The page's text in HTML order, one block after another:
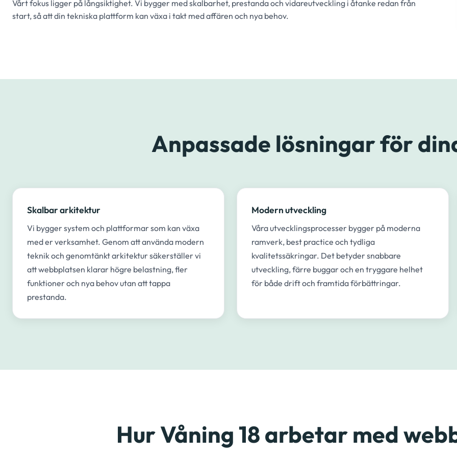
Vårt fokus ligger på långsiktighet. Vi bygger med skalbarhet, prestanda och vidareutveckling i åtanke redan från
start, så att din tekniska plattform kan växa i takt med affären och nya behov.
Anpassade lösningar för
Skalbar arkitektur
Vi bygger system och plattformar som kan växa
med er verksamhet. Genom att använda modern
teknik och genomtänkt arkitektur säkerställer vi
att webbplatsen klarar högre belastning, fler
funktioner och nya behov utan att tappa
prestanda.
Modern utveckling
Våra utvecklingsprocesser bygger på moderna
ramverk, best practice och tydliga
kvalitetssäkringar. Det betyder snabbare
utveckling, färre buggar och en tryggare helhet
för både drift och framtida förbättringar.
Hur Våning 18 arbetar med